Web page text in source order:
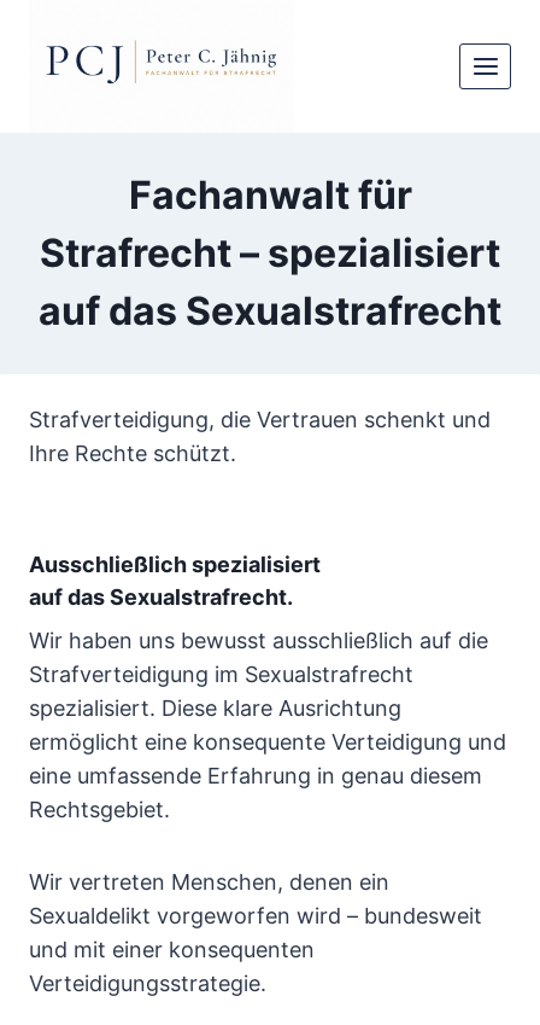
Inhalt
springen
Fachanwalt für
Strafrecht – spezialisiert
auf das Sexualstrafrecht
Strafverteidigung, die Vertrauen schenkt und
Ihre Rechte schützt.
Ausschließlich spezialisiert
auf das Sexualstrafrecht.
Wir haben uns bewusst ausschließlich auf die
Strafverteidigung im Sexualstrafrecht
spezialisiert. Diese klare Ausrichtung
ermöglicht eine konsequente Verteidigung und
eine umfassende Erfahrung in genau diesem
Rechtsgebiet.
Wir vertreten Menschen, denen ein
Sexualdelikt vorgeworfen wird – bundesweit
und mit einer konsequenten
Verteidigungsstrategie.